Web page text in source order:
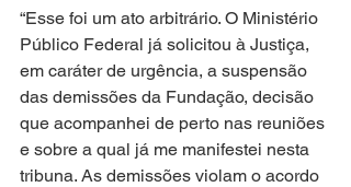
“Esse foi um ato arbitrário. O Ministério
Público Federal já solicitou à Justiça,
em caráter de urgência, a suspensão
das demissões da Fundação, decisão
que acompanhei de perto nas reuniões
e sobre a qual já me manifestei nesta
tribuna. As demissões violam o acordo